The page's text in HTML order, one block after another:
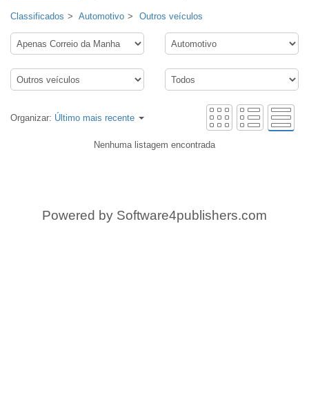
Classificados Automotivo Outros veículos
Organizar: Último mais recente
Nenhuma listagem encontrada
Powered by Software4publishers.com